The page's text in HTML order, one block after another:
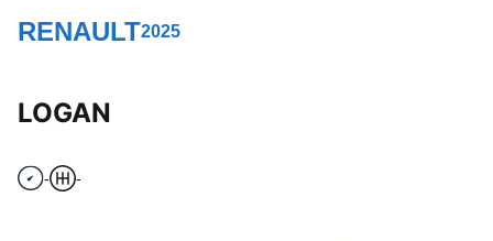
RENAULT2025
LOGAN
- -